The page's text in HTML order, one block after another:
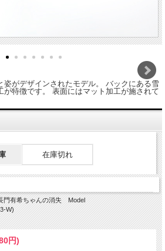
姿がデザインされたモデル。 バックにある雪
が特徴です。 表面にはマット加工が施されて
在庫切れ
門有希ちゃんの消失 Model
W)
円)